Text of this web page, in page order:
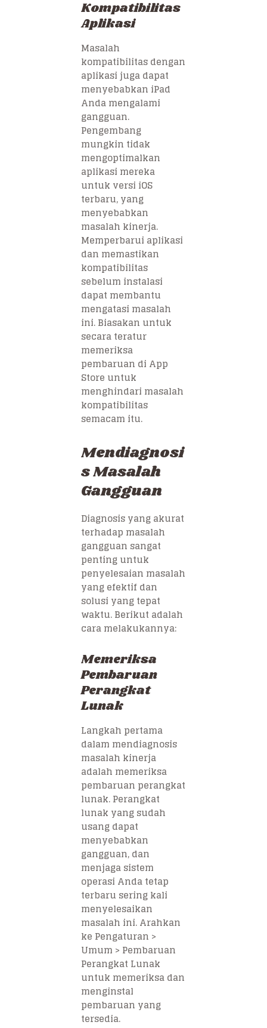
Kompatibilitas
Aplikasi
Masalah
kompatibilitas dengan
aplikasi juga dapat
menyebabkan iPad
Anda mengalami
gangguan.
Pengembang
mungkin tidak
mengoptimalkan
aplikasi mereka
untuk versi iOS
terbaru, yang
menyebabkan
masalah kinerja.
Memperbarui aplikasi
dan memastikan
kompatibilitas
sebelum instalasi
dapat membantu
mengatasi masalah
ini. Biasakan untuk
secara teratur
memeriksa
pembaruan di App
Store untuk
menghindari masalah
kompatibilitas
semacam itu.
Mendiagnosi
s Masalah
Gangguan
Diagnosis yang akurat
terhadap masalah
gangguan sangat
penting untuk
penyelesaian masalah
yang efektif dan
solusi yang tepat
waktu. Berikut adalah
cara melakukannya:
Memeriksa
Pembaruan
Perangkat
Lunak
Langkah pertama
dalam mendiagnosis
masalah kinerja
adalah memeriksa
pembaruan perangkat
lunak. Perangkat
lunak yang sudah
usang dapat
menyebabkan
gangguan, dan
menjaga sistem
operasi Anda tetap
terbaru sering kali
menyelesaikan
masalah ini. Arahkan
ke Pengaturan >
Umum > Pembaruan
Perangkat Lunak
untuk memeriksa dan
menginstal
pembaruan yang
tersedia.